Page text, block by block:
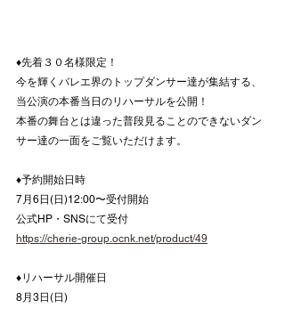
♦先着３０名様限定！
今を輝くバレエ界のトップダンサー達が集結する、
当公演の本番当日のリハーサルを公開！
本番の舞台とは違った普段見ることのできないダン
サー達の一面をご覧いただけます。
♦予約開始日時
7月6日(日)12:00〜受付開始
公式HP・SNSにて受付
https://cherie-group.ocnk.net/product/49
♦リハーサル開催日
8月3日(日)